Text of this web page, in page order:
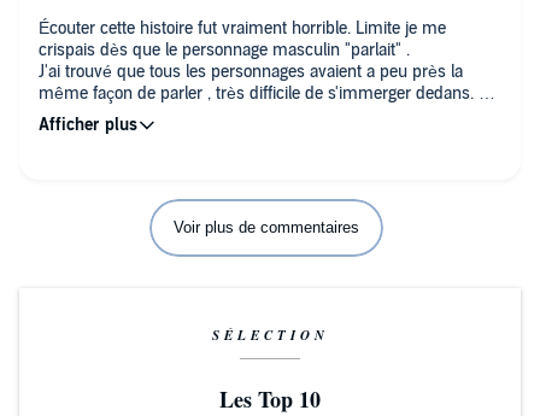
Écouter cette histoire fut vraiment horrible. Limite je me
crispais dès que le personnage masculin "parlait" .
J'ai trouvé que tous les personnages avaient a peu près la
même façon de parler , très difficile de s'immerger dedans.
Dommage car l'histoire avait l'air intéressante, je le lirai peut
être .
Voir plus de commentaires
SÉLECTION
Les Top 10